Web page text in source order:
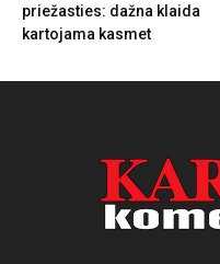
priežasties: dažna klaida
kartojama kasmet